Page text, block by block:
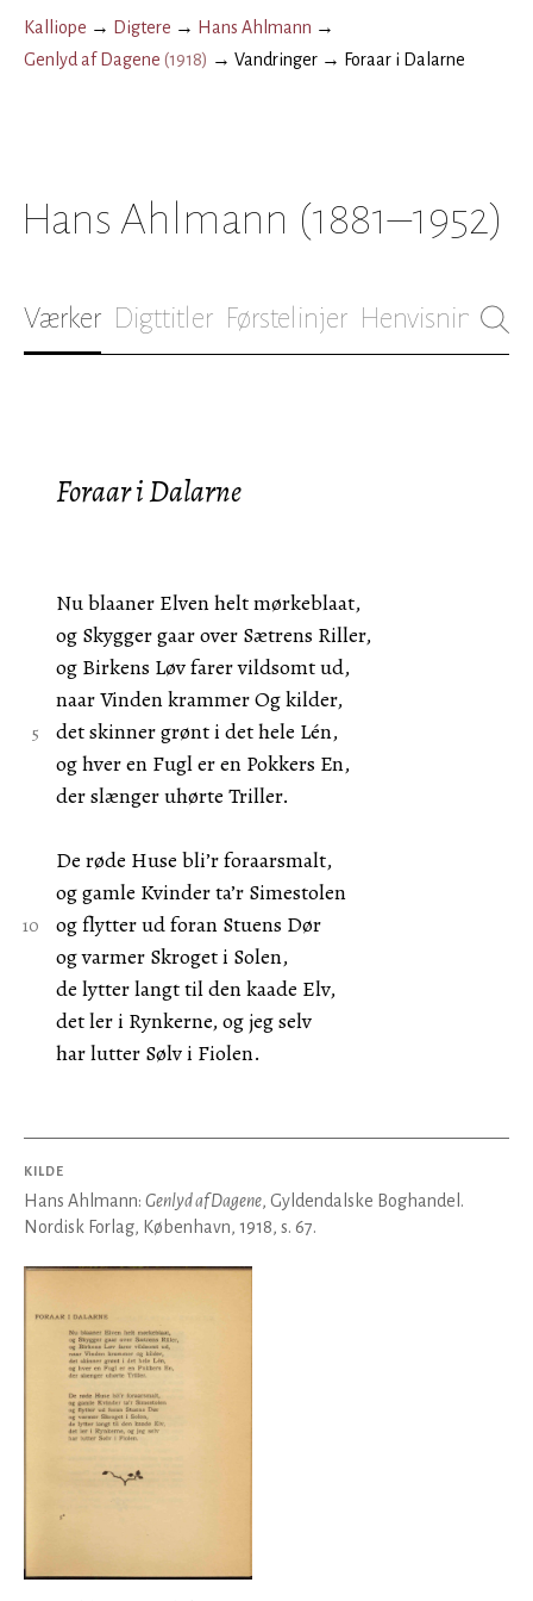
Kalliope → Digtere → Hans Ahlmann →
Genlyd af Dagene (1918) → Vandringer → Foraar i Dalarne
Hans Ahlmann (1881–1952)
Værker Digttitler Førstelinjer Henvisninger
Foraar i Dalarne
Nu blaaner Elven helt mørkeblaat,
og Skygger gaar over Sætrens Riller,
og Birkens Løv farer vildsomt ud,
naar Vinden krammer Og kilder,
det skinner grønt i det hele Lén,
og hver en Fugl er en Pokkers En,
der slænger uhørte Triller.
De røde Huse bli’r foraarsmalt,
og gamle Kvinder ta’r Simestolen
og flytter ud foran Stuens Dør
og varmer Skroget i Solen,
de lytter langt til den kaade Elv,
det ler i Rynkerne, og jeg selv
har lutter Sølv i Fiolen.
KILDE
Hans Ahlmann: Genlyd af Dagene, Gyldendalske Boghandel.
Nordisk Forlag, København, 1918, s. 67.